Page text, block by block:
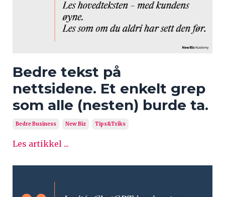
Bedre tekst på
nettsidene. Et enkelt grep
som alle (nesten) burde ta.
Bedre Business New Biz Tips&triks
Les artikkel ...